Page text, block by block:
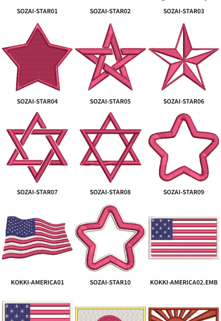
SOZAI-STAR01 SOZAI-STAR02 SOZAI-STAR03
SOZAI-STAR04 SOZAI-STAR05 SOZAI-STAR06
SOZAI-STAR07 SOZAI-STAR08 SOZAI-STAR09
KOKKI-AMERICA01 SOZAI-STAR10 KOKKI-AMERICA02.EMB